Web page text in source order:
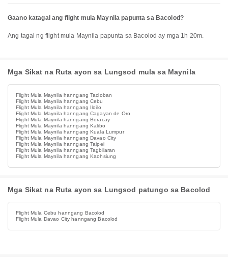
Gaano katagal ang flight mula Maynila papunta sa Bacolod?
Ang tagal ng flight mula Maynila papunta sa Bacolod ay mga 1h 20m.
Mga Sikat na Ruta ayon sa Lungsod mula sa Maynila
Flight Mula Maynila hanngang Tacloban
Flight Mula Maynila hanngang Cebu
Flight Mula Maynila hanngang Iloilo
Flight Mula Maynila hanngang Cagayan de Oro
Flight Mula Maynila hanngang Boracay
Flight Mula Maynila hanngang Kalibo
Flight Mula Maynila hanngang Kuala Lumpur
Flight Mula Maynila hanngang Davao City
Flight Mula Maynila hanngang Taipei
Flight Mula Maynila hanngang Tagbilaran
Flight Mula Maynila hanngang Kaohsiung
Mga Sikat na Ruta ayon sa Lungsod patungo sa Bacolod
Flight Mula Cebu hanngang Bacolod
Flight Mula Davao City hanngang Bacolod